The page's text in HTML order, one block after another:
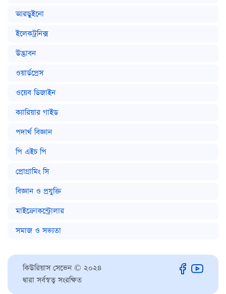
আরডুইনো
ইলেকট্রনিক্স
উদ্ভাবন
ওয়ার্ডপ্রেস
ওয়েব ডিজাইন
ক্যারিয়ার গাইড
পদার্থ বিজ্ঞান
পি এইচ পি
প্রোগ্রামিং সি
বিজ্ঞান ও প্রযুক্তি
মাইক্রোকন্ট্রোলার
সমাজ ও সভ্যতা
কিউরিয়াস সেভেন © ২০২৪
দ্বারা সর্বস্বত্ব সংরক্ষিত